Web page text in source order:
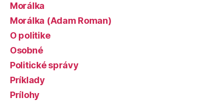
Morálka
Morálka (Adam Roman)
O politike
Osobné
Politické správy
Príklady
Prílohy